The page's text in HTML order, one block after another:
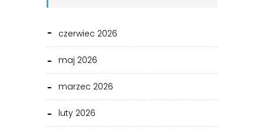
czerwiec 2026
maj 2026
marzec 2026
luty 2026